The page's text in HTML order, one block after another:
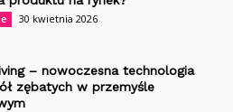
30 kwietnia 2026
– nowoczesna technologia
zębatych w przemyśle